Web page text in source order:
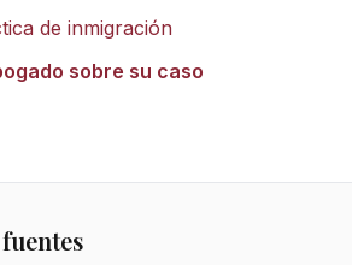
de inmigración
sobre su caso